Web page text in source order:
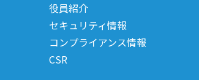
役員紹介
セキュリティ情報
コンプライアンス情報
CSR